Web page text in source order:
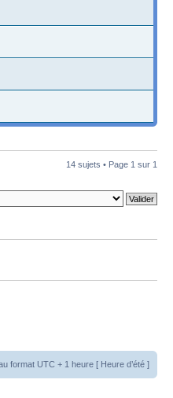
14 sujets • Page 1 sur 1
format UTC + 1 heure [ Heure d’été ]